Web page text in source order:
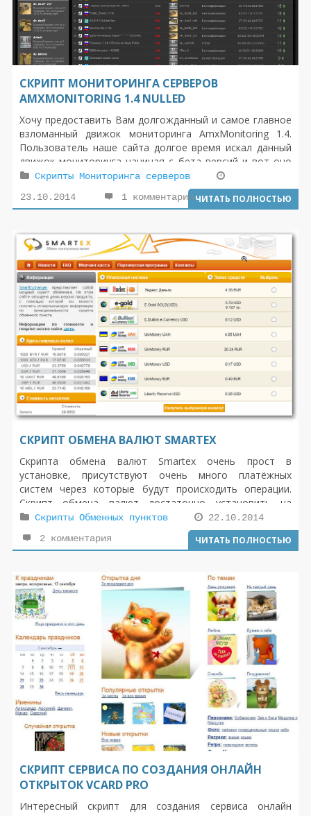
СКРИПТ МОНИТОРИНГА СЕРВЕРОВ
AMXMONITORING 1.4 NULLED
Хочу предоставить Вам долгожданный и самое главное
взломанный движок мониторинга AmxMonitoring 1.4.
Пользователь наше сайта долгое время искал данный
движок мониторинга начиная с бета версий и вот оно
свершилось , движок был взломан и выложен на
всеобщее скачивание , к сожалению автор тот кто
декодировал движок AmxMonitoring 1.4 Nulled ,
и сделал доброе дело лишив лишних растрат сотен
людей.
Скрипты Мониторинга серверов
23.10.2014
1 комментарий ЧИТАТЬ ПОЛНОСТЬЮ
СКРИПТ ОБМЕНА ВАЛЮТ SMARTEX
Скрипта обмена валют Smartex очень прост в
установке, присутствуют очень много платёжных
систем через которые будут происходить операции.
Скрипт обмена валют достаточно установить на
хостинг, настроить платёжные системы и сделать
рекламу вашего обменника и ваша прибыль с обмена
будут приносить вам всю жизнь доход!
Скрипты Обменных пунктов
22.10.2014
2 комментария
ЧИТАТЬ ПОЛНОСТЬЮ
СКРИПТ СЕРВИСА ПО СОЗДАНИЯ ОНЛАЙН
ОТКРЫТОК VCARD PRO
Интересный скрипт для создания сервиса онлайн